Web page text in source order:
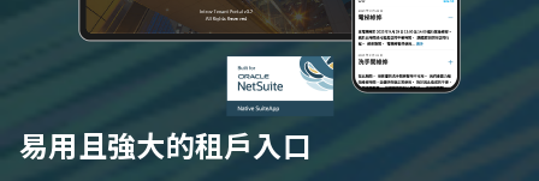
易用且強大的租戶入口